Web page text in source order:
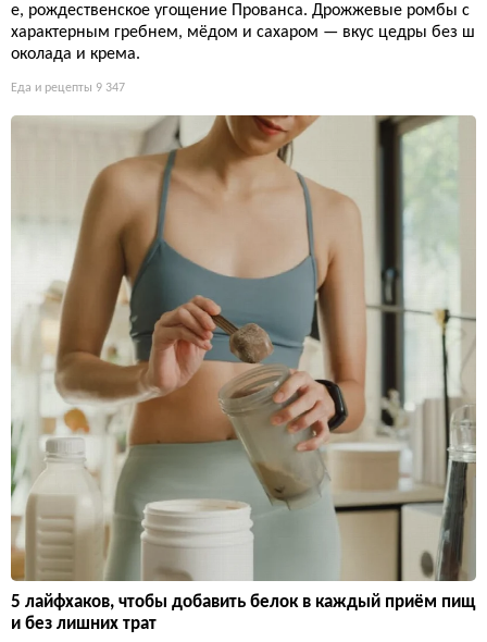
е, рождественское угощение Прованса. Дрожжевые ромбы с
характерным гребнем, мёдом и сахаром — вкус цедры без ш
околада и крема.
Еда и рецепты 9 347
5 лайфхаков, чтобы добавить белок в каждый приём пищ
и без лишних трат